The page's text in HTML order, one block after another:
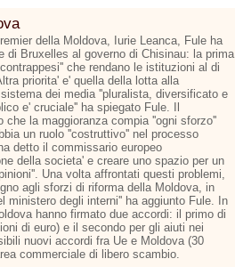
della Moldova, Iurie Leanca, Fule ha
di Bruxelles al governo di Chisinau: la prima
che rendano le istituzioni al di
priorita' e' quella della lotta alla
dei media ''pluralista, diversificato e
e' cruciale'' ha spiegato Fule. Il
la maggioranza compia ''ogni sforzo''
un ruolo ''costruttivo'' nel processo
detto il commissario europeo
della societa' e creare uno spazio per un
Una volta affrontati questi problemi,
agli sforzi di riforma della Moldova, in
ministero degli interni'' ha aggiunto Fule. In
hanno firmato due accordi: il primo di
di euro) e il secondo per gli aiuti nei
nuovi accordi fra Ue e Moldova (30
commerciale di libero scambio.